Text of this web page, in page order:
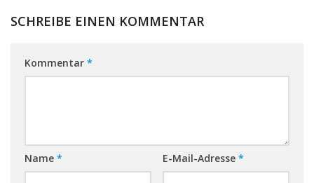
SCHREIBE EINEN KOMMENTAR
Kommentar *
Name * E-Mail-Adresse *